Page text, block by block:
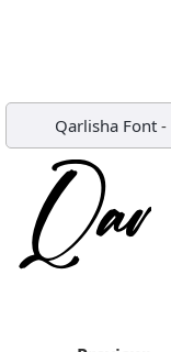
Qarlisha Font -